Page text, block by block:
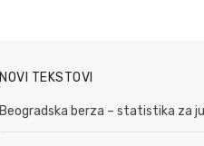
NOVI TEKSTOVI
Beogradska berza – statistika za